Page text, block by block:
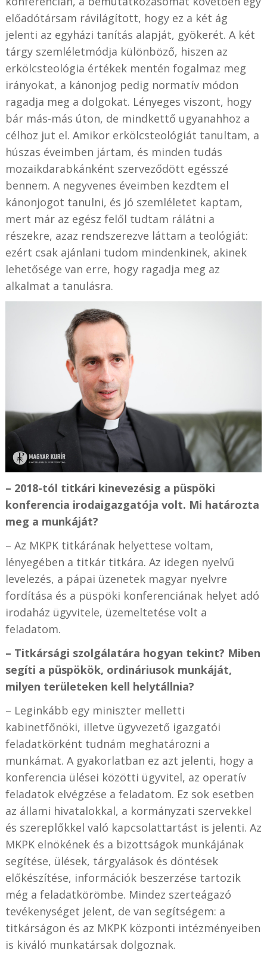
előadótársam rávilágított, hogy ez a két ág
jelenti az egyházi tanítás alapját, gyökerét. A két
tárgy szemléletmódja különböző, hiszen az
erkölcsteológia értékek mentén fogalmaz meg
irányokat, a kánonjog pedig normatív módon
ragadja meg a dolgokat. Lényeges viszont, hogy
bár más-más úton, de mindkettő ugyanahhoz a
célhoz jut el. Amikor erkölcsteológiát tanultam, a
húszas éveimben jártam, és minden tudás
mozaikdarabkánként szerveződött egésszé
bennem. A negyvenes éveimben kezdtem el
kánonjogot tanulni, és jó szemléletet kaptam,
mert már az egész felől tudtam rálátni a
részekre, azaz rendszerezve láttam a teológiát:
ezért csak ajánlani tudom mindenkinek, akinek
lehetősége van erre, hogy ragadja meg az
alkalmat a tanulásra.
– 2018-tól titkári kinevezésig a püspöki
konferencia irodaigazgatója volt. Mi határozta
meg a munkáját?
– Az MKPK titkárának helyettese voltam,
lényegében a titkár titkára. Az idegen nyelvű
levelezés, a pápai üzenetek magyar nyelvre
fordítása és a püspöki konferenciának helyet adó
irodaház ügyvitele, üzemeltetése volt a
feladatom.
– Titkársági szolgálatára hogyan tekint? Miben
segíti a püspökök, ordináriusok munkáját,
milyen területeken kell helytállnia?
– Leginkább egy miniszter melletti
kabinetfőnöki, illetve ügyvezető igazgatói
feladatkörként tudnám meghatározni a
munkámat. A gyakorlatban ez azt jelenti, hogy a
konferencia ülései közötti ügyvitel, az operatív
feladatok elvégzése a feladatom. Ez sok esetben
az állami hivatalokkal, a kormányzati szervekkel
és szereplőkkel való kapcsolattartást is jelenti. Az
MKPK elnökének és a bizottságok munkájának
segítése, ülések, tárgyalások és döntések
előkészítése, információk beszerzése tartozik
még a feladatkörömbe. Mindez szerteágazó
tevékenységet jelent, de van segítségem: a
titkárságon és az MKPK központi intézményeiben
is kiváló munkatársak dolgoznak.